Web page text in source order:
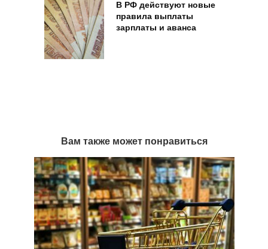
В РФ действуют новые
правила выплаты
зарплаты и аванса
Вам также может понравиться